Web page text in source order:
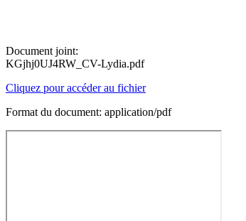
Document joint:
KGjhj0UJ4RW_CV-Lydia.pdf
Cliquez pour accéder au fichier
Format du document: application/pdf